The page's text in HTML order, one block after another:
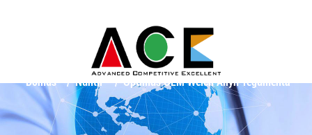
Domus Nuntii Optimus OEM Welch Allyn Tegumenta